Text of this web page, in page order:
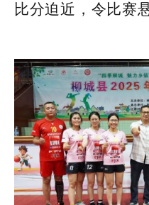
比分迫近，令比赛